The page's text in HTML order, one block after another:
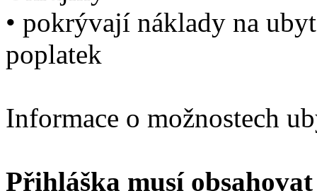
• pokrývají náklady na
poplatek
Informace o možnostech
Přihláška musí